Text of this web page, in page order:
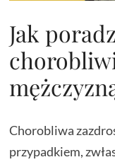
Jak
Chorobliwa
przypadkiem,